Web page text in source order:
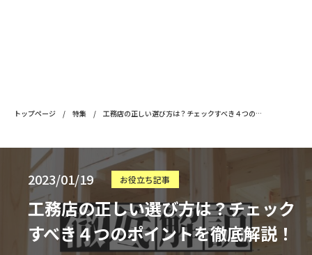
トップページ / 特集 / 工務店の正しい選び方は？チェックすべき４つのポイントを徹底解説！
2023/01/19 お役立ち記事
工務店の正しい選び方は？チェック
すべき４つのポイントを徹底解説！